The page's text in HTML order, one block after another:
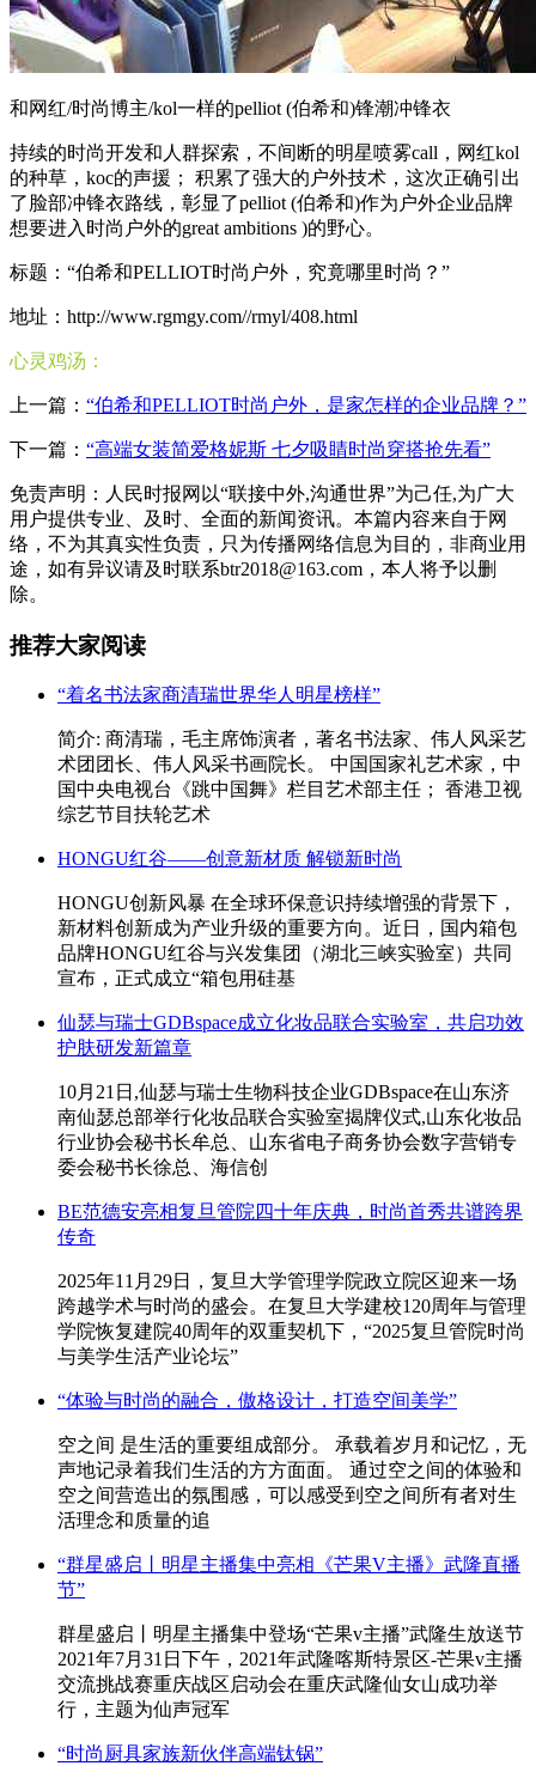
和网红/时尚博主/kol一样的pelliot (伯希和)锋潮冲锋衣
持续的时尚开发和人群探索，不间断的明星喷雾call，网红kol
的种草，koc的声援； 积累了强大的户外技术，这次正确引出
了脸部冲锋衣路线，彰显了pelliot (伯希和)作为户外企业品牌
想要进入时尚户外的great ambitions )的野心。
标题：“伯希和PELLIOT时尚户外，究竟哪里时尚？”
地址：http://www.rgmgy.com//rmyl/408.html
心灵鸡汤：
上一篇： “伯希和PELLIOT时尚户外，是家怎样的企业品牌？”
下一篇： “高端女装简爱格妮斯 七夕吸睛时尚穿搭抢先看”
免责声明：人民时报网以“联接中外,沟通世界”为己任,为广大
用户提供专业、及时、全面的新闻资讯。本篇内容来自于网
络，不为其真实性负责，只为传播网络信息为目的，非商业用
途，如有异议请及时联系btr2018@163.com，本人将予以删
除。
推荐大家阅读
“着名书法家商清瑞世界华人明星榜样”
简介: 商清瑞，毛主席饰演者，著名书法家、伟人风采艺
术团团长、伟人风采书画院长。 中国国家礼艺术家，中
国中央电视台《跳中国舞》栏目艺术部主任； 香港卫视
综艺节目扶轮艺术
HONGU红谷——创意新材质 解锁新时尚
HONGU创新风暴 在全球环保意识持续增强的背景下，
新材料创新成为产业升级的重要方向。近日，国内箱包
品牌HONGU红谷与兴发集团（湖北三峡实验室）共同
宣布，正式成立“箱包用硅基
仙瑟与瑞士GDBspace成立化妆品联合实验室，共启功效
护肤研发新篇章
10月21日,仙瑟与瑞士生物科技企业GDBspace在山东济
南仙瑟总部举行化妆品联合实验室揭牌仪式,山东化妆品
行业协会秘书长牟总、山东省电子商务协会数字营销专
委会秘书长徐总、海信创
BE范德安亮相复旦管院四十年庆典，时尚首秀共谱跨界
传奇
2025年11月29日，复旦大学管理学院政立院区迎来一场
跨越学术与时尚的盛会。在复旦大学建校120周年与管理
学院恢复建院40周年的双重契机下，“2025复旦管院时尚
与美学生活产业论坛”
“体验与时尚的融合，傲格设计，打造空间美学”
空之间 是生活的重要组成部分。 承载着岁月和记忆，无
声地记录着我们生活的方方面面。 通过空之间的体验和
空之间营造出的氛围感，可以感受到空之间所有者对生
活理念和质量的追
“群星盛启丨明星主播集中亮相《芒果V主播》武隆直播
节”
群星盛启丨明星主播集中登场“芒果v主播”武隆生放送节
2021年7月31日下午，2021年武隆喀斯特景区-芒果v主播
交流挑战赛重庆战区启动会在重庆武隆仙女山成功举
行，主题为仙声冠军
“时尚厨具家族新伙伴高端钛锅”